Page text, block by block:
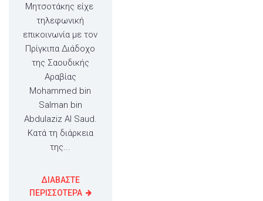
Μητσοτάκης είχε
τηλεφωνική
επικοινωνία με τον
Πρίγκιπα Διάδοχο
της Σαουδικής
Αραβίας
Mohammed bin
Salman bin
Abdulaziz Al Saud.
Κατά τη διάρκεια
της...
ΔΙΑΒΑΣΤΕ
ΠΕΡΙΣΣΟΤΕΡΑ